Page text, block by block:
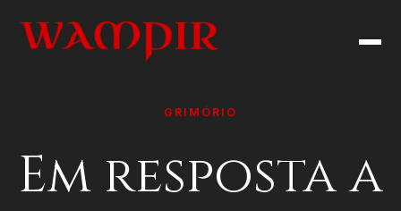
GRIMÓRIO
Em resposta a